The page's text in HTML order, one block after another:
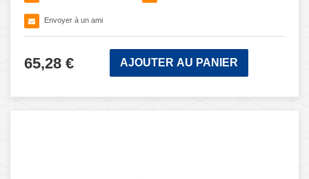
Envoyer à un ami
65,28 € AJOUTER AU PANIER